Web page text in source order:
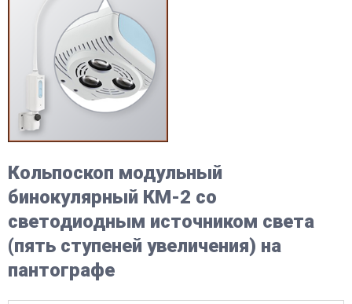
Кольпоскоп модульный
бинокулярный КМ-2 со
светодиодным источником света
(пять ступеней увеличения) на
пантографе